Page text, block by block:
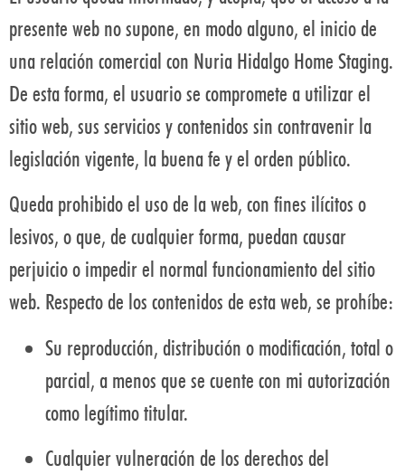
presente web no supone, en modo alguno, el inicio de
una relación comercial con Nuria Hidalgo Home Staging.
De esta forma, el usuario se compromete a utilizar el
sitio web, sus servicios y contenidos sin contravenir la
legislación vigente, la buena fe y el orden público.
Queda prohibido el uso de la web, con fines ilícitos o
lesivos, o que, de cualquier forma, puedan causar
perjuicio o impedir el normal funcionamiento del sitio
web. Respecto de los contenidos de esta web, se prohíbe:
Su reproducción, distribución o modificación, total o
parcial, a menos que se cuente con mi autorización
como legítimo titular.
Cualquier vulneración de los derechos del